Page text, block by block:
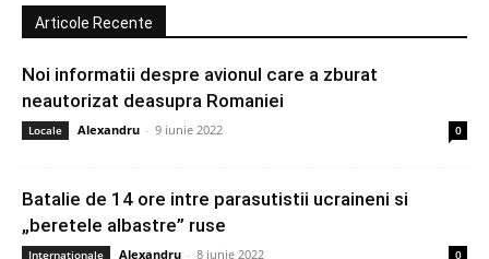
Articole Recente
Noi informatii despre avionul care a zburat
neautorizat deasupra Romaniei
Locale Alexandru - 9 iunie 2022 0
Batalie de 14 ore intre parasutistii ucraineni si
„beretele albastre” ruse
Internationale Alexandru - 8 iunie 2022 0